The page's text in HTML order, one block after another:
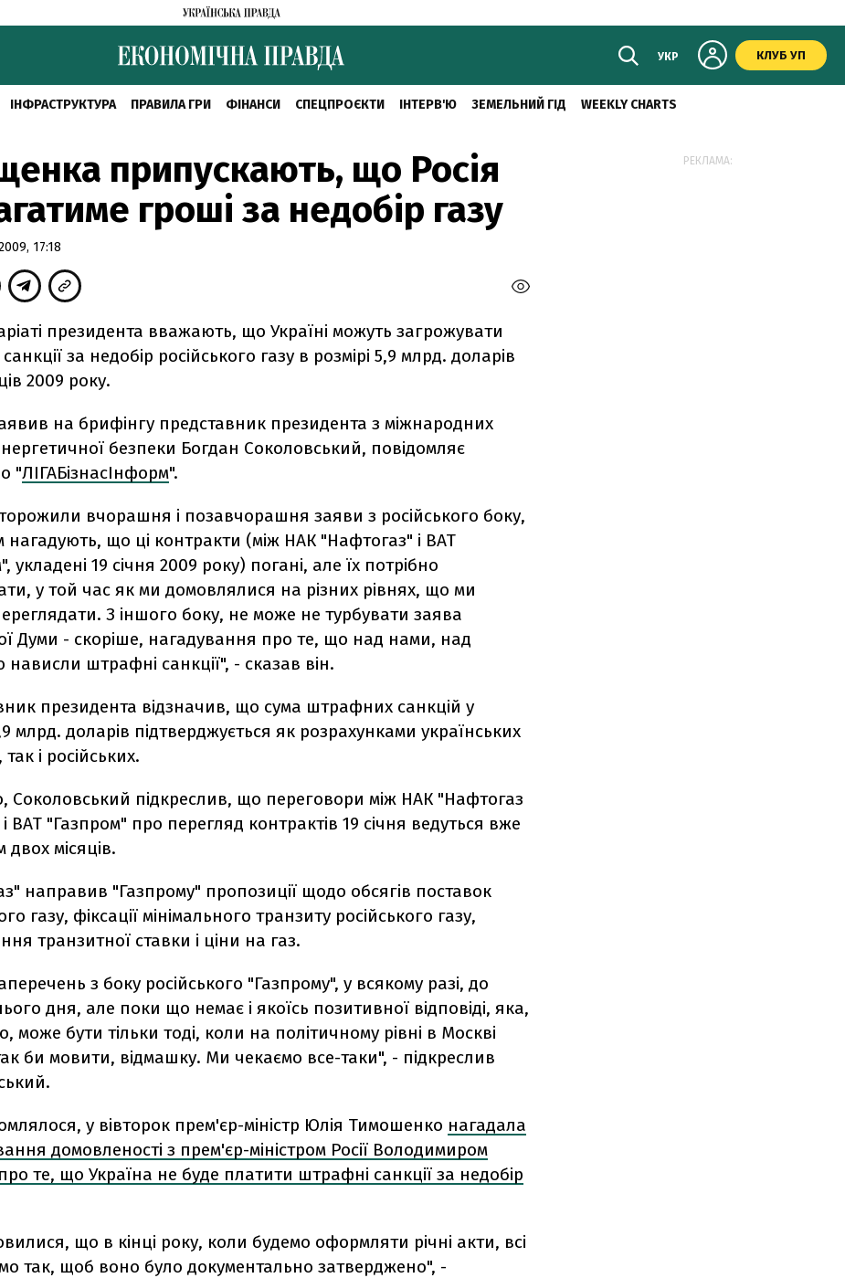
УКР КЛУБ УП
ІНФРАСТРУКТУРА ПРАВИЛА ГРИ ФІНАНСИ СПЕЦПРОЄКТИ ІНТЕРВ'Ю ЗЕМЕЛЬНИЙ ГІД WEEKLY CHARTS
припускають, що Росія
гроші за недобір газу
17:18
президента вважають, що Україні можуть загрожувати
за недобір російського газу в розмірі 5,9 млрд. доларів
2009 року.
на брифінгу представник президента з міжнародних
безпеки Богдан Соколовський, повідомляє
"ЛІГАБізнасІнформ".
вчорашня і позавчорашня заяви з російського боку,
нагадують, що ці контракти (між НАК "Нафтогаз" і ВАТ
укладені 19 січня 2009 року) погані, але їх потрібно
у той час як ми домовлялися на різних рівнях, що ми
З іншого боку, не може не турбувати заява
Думи - скоріше, нагадування про те, що над нами, над
нависли штрафні санкції", - сказав він.
президента відзначив, що сума штрафних санкцій у
млрд. доларів підтверджується як розрахунками українських
так і російських.
Соколовський підкреслив, що переговори між НАК "Нафтогаз
ВАТ "Газпром" про перегляд контрактів 19 січня ведуться вже
двох місяців.
направив "Газпрому" пропозиції щодо обсягів поставок
газу, фіксації мінімального транзиту російського газу,
транзитної ставки і ціни на газ.
з боку російського "Газпрому", у всякому разі, до
дня, але поки що немає і якоїсь позитивної відповіді, яка,
може бути тільки тоді, коли на політичному рівні в Москві
би мовити, відмашку. Ми чекаємо все-таки", - підкреслив
у вівторок прем'єр-міністр Юлія Тимошенко нагадала
домовленості з прем'єр-міністром Росії Володимиром
те, що Україна не буде платити штрафні санкції за недобір
що в кінці року, коли будемо оформляти річні акти, всі
так, щоб воно було документально затверджено", -
РЕКЛАМА: